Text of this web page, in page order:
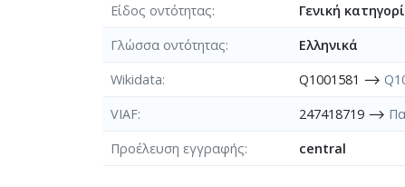
Είδος οντότητας
Γενική
Γλώσσα οντότητας
Ελληνικά
Wikidata
Q1001581 ⟶
VIAF
247418719 ⟶
Προέλευση εγγραφής
central